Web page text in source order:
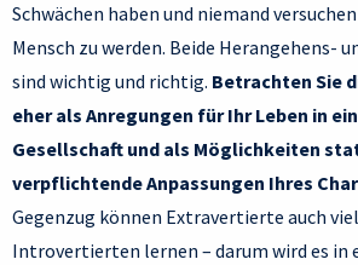
Schwächen haben und niemand
Mensch zu werden. Beide Herangehens-
sind wichtig und richtig. Betrachten Sie
eher als Anregungen für Ihr Leben in
Gesellschaft und als Möglichkeiten
verpflichtende Anpassungen Ihres
Gegenzug können Extravertierte auch
Introvertierten lernen – darum wird es in